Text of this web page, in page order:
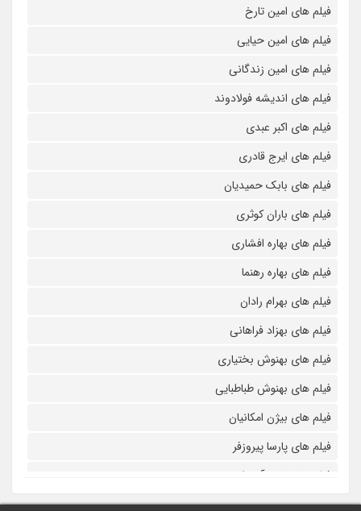
فیلم های امین تارخ
فیلم های امین حیایی
فیلم های امین زندگانی
فیلم های اندیشه فولادوند
فیلم های اکبر عبدی
فیلم های ایرج قادری
فیلم های بابک حمیدیان
فیلم های باران کوثری
فیلم های بهاره افشاری
فیلم های بهاره رهنما
فیلم های بهرام رادان
فیلم های بهزاد فراهانی
فیلم های بهنوش بختیاری
فیلم های بهنوش طباطبایی
فیلم های بیژن امکانیان
فیلم های پارسا پیروزفر
فیلم های پانته آ بهرام
فیلم های پولاد کیمیایی